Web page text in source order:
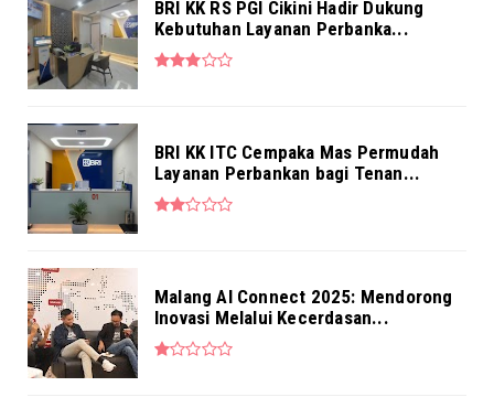
BRI KK RS PGI Cikini Hadir Dukung
Kebutuhan Layanan Perbanka...
BRI KK ITC Cempaka Mas Permudah
Layanan Perbankan bagi Tenan...
Malang AI Connect 2025: Mendorong
Inovasi Melalui Kecerdasan...